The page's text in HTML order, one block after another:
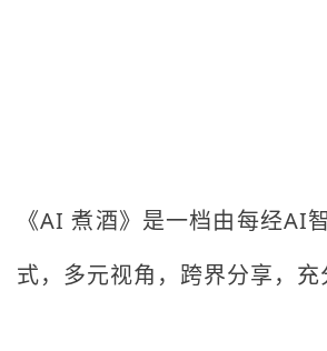
《AI 煮酒》是一档由每经AI
式，多元视角，跨界分享，